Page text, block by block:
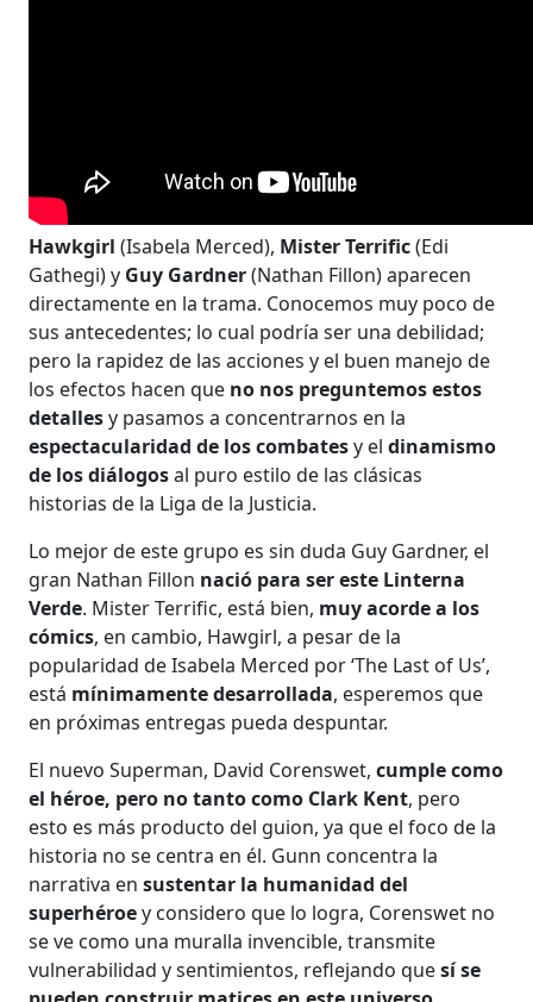
Hawkgirl (Isabela Merced), Mister Terrific(Edi
Gathegi) y Guy Gardner(Nathan Fillon) aparecen
directamente en la trama. Conocemos muy poco de
sus antecedentes; lo cual podría ser una debilidad;
pero la rapidez de las acciones y el buen manejo de
los efectos hacen que no nos preguntemos estos
detallesy pasamos a concentrarnos en la
espectacularidad de los combatesy eldinamismo
de los diálogosal puro estilo de las clásicas
historias de la Liga de la Justicia.
Lo mejor de este grupo es sin duda Guy Gardner, el
gran Nathan Fillon nació para ser este Linterna
Verde. Mister Terrific, está bien, muy acorde a los
cómics, en cambio, Hawgirl, a pesar de la
popularidad de Isabela Merced por ‘The Last of Us’,
está mínimamente desarrollada, esperemos que
en próximas entregas pueda despuntar.
El nuevo Superman, David Corenswet,cumple como
el héroe, pero no tanto como Clark Kent, pero
esto es más producto del guion, ya que el foco de la
historia no se centra en él. Gunn concentra la
narrativa ensustentar la humanidad del
superhéroey considero que lo logra, Corenswet no
se ve como una muralla invencible, transmite
vulnerabilidad y sentimientos, reflejando quesí se